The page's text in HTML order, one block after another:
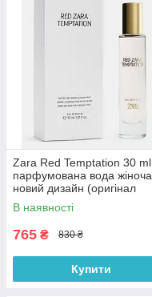
Zara Red Temptation 30 ml
парфумована вода жіноча
новий дизайн (оригінал
оригінал Іспанія)
В наявності
765 ₴ 830 ₴
Купити